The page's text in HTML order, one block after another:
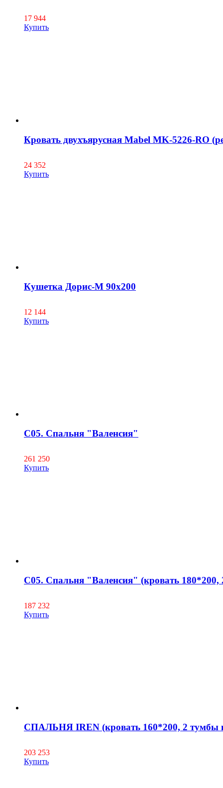
17 944
Купить
Кровать двухъярусная Mabel MK-5226-RO
24 352
Купить
Кушетка Дорис-М 90x200
12 144
Купить
С05. Спальня "Валенсия"
261 250
Купить
С05. Спальня "Валенсия" (кровать
187 232
Купить
СПАЛЬНЯ IREN (кровать 160*200, 2 тумбы
203 253
Купить